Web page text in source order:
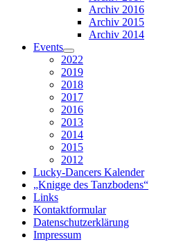
Archiv 2016
Archiv 2015
Archiv 2014
Events
2022
2019
2018
2017
2016
2013
2014
2015
2012
Lucky-Dancers Kalender
„Knigge des Tanzbodens“
Links
Kontaktformular
Datenschutzerklärung
Impressum